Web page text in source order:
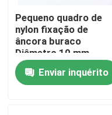
Fábrica
Controle de
Pequeno quadro de
nylon fixação de
âncora buraco
Diâmetro 10 mm
comprimento 100
Enviar inquérito